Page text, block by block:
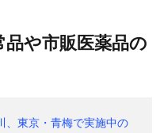
、東京・青梅で実施中の